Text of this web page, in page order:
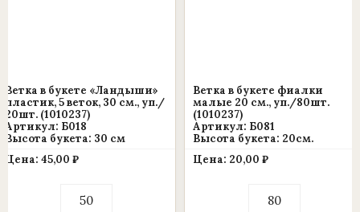
Ветка в букете «Ландыши»
пластик, 5 веток, 30 см., уп./
20шт. (1010237)
Артикул: Б018
Высота букета: 30 см
Цена: 45,00 ₽
товара
Ветка в букете фиалки
малые 20 см., уп./80шт.
(1010237)
Артикул: Б081
Высота букета: 20см.
Цена: 20,00 ₽
товара